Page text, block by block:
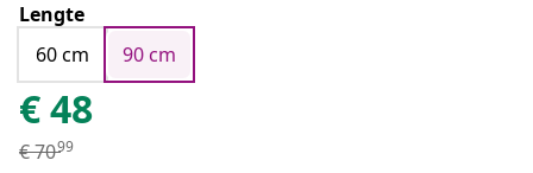
Lengte
60 cm
90 cm
€48
€7099